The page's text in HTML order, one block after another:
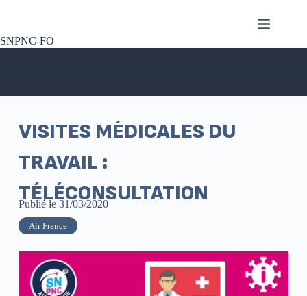
SNPNC-FO
VISITES MÉDICALES DU
TRAVAIL :
TÉLÉCONSULTATION
Publié le 31/03/2020
Air France